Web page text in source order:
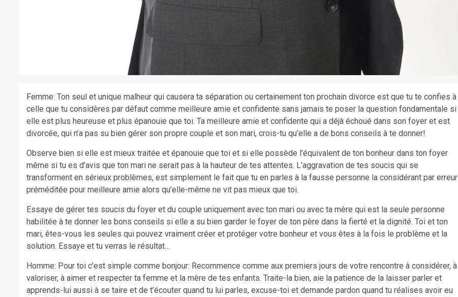
Femme: Ton seul et unique malheur qui causera ta séparation ou certainement ton prochain divorce est que tu te confies à
celle que tu considères par défaut comme meilleure amie et confidente sans jamais te poser la question fondamentale si
elle est plus heureuse et plus épanouie que toi. Ta meilleure amie et confidente qui a déjà échoué dans son foyer et est
divorcée, qui n’a pas su bien gérer son propre couple et son mari, crois-tu qu’elle a de bons conseils à te donner!
Observe bien si elle est mieux traitée et épanouie que toi et si elle possède l’équivalent de ton bonheur dans ton foyer
même si tu es d’avis que ton mari ne serait pas à la hauteur de tes attentes. L’aggravation de tes soucis qui se
transforment en sérieux problèmes, est simplement le fait que tu en parles à la fausse personne la considérant par erreur
préméditée pour meilleure amie alors qu’elle-même ne vit pas mieux que toi.
Essaye de gérer tes soucis du foyer et du couple uniquement avec ton mari ou avec ta mère qui est la seule personne
habilitée à te donner les bons conseils si elle a su bien garder le foyer de ton père dans la fierté et la dignité. Toi et ton
mari, êtes-vous les seules qui pouvez vraiment créer et protéger votre bonheur et vous êtes à la fois le problème et la
solution. Essaye et tu verras le résultat…
Homme: Pour toi c’est simple comme bonjour: Recommence comme aux premiers jours de votre rencontre à considérer, à
valoriser, à aimer et respecter ta femme et la mère de tes enfants. Traite-la bien, aie la patience de la laisser parler et
apprends-lui aussi à se taire et de t’écouter quand tu lui parles, excuse-toi et demande pardon quand tu réalises avoir eu